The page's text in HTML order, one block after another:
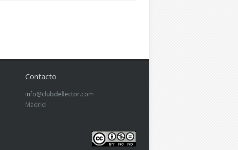
Contacto
info@clubdellector.com
Madrid